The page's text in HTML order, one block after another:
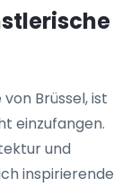
Brüssel, ist
einzufangen.
und
inspirierende